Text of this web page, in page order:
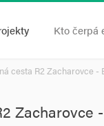
Kto čerpá
cesta R2 Zacharovce